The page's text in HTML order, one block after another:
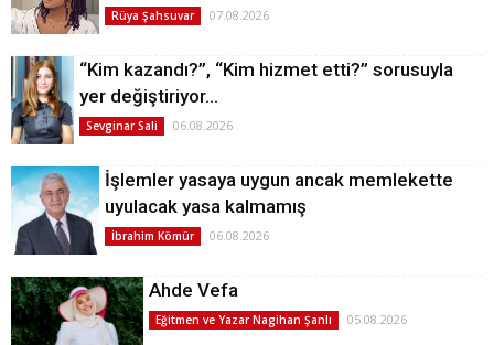
Rüya Şahsuvar 07.08.2026
“Kim kazandı?”, “Kim hizmet etti?” sorusuyla
yer değiştiriyor…
Sevginar Sali 06.08.2026
İşlemler yasaya uygun ancak memlekette
uyulacak yasa kalmamış
İbrahim Kömür 06.08.2026
Ahde Vefa
Eğitmen ve Yazar Nagihan Şanlı 05.08.2026